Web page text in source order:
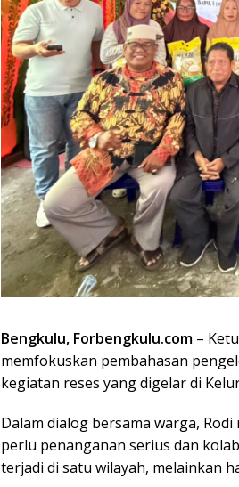
Bengkulu, Forbengkulu.com –
memfokuskan pembahasan
kegiatan reses yang digelar di
Dalam dialog bersama warga,
perlu penanganan serius dan
terjadi di satu wilayah, melainkan